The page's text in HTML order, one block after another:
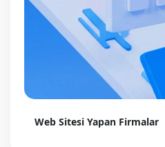
Web Sitesi Yapan Firmalar